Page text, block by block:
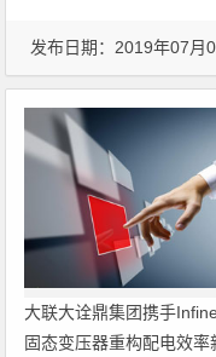
发布日期：2019年07月
大联大诠鼎集团携手
固态变压器重构配电效率